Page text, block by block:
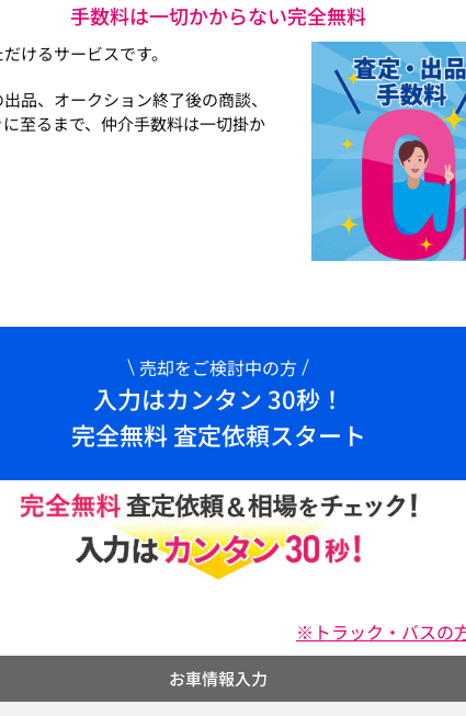
手数料は一切かからない完全無料
けるサービスです。
品、オークション終了後の商談、
至るまで、仲介手数料は一切掛か
売却をご検討中の方
入力はカンタン 30秒！
完全無料 査定依頼スタート
※トラック・バスの
お車情報入力